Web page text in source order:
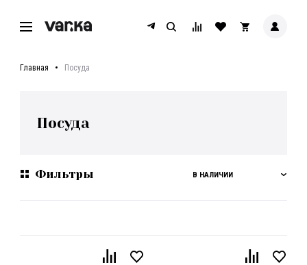
Главная Посуда
Посуда
Фильтры В НАЛИЧИИ